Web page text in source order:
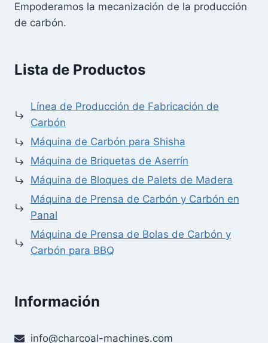
Empoderamos la mecanización de la producción
de carbón.
Lista de Productos
Línea de Producción de Fabricación de
Carbón
Máquina de Carbón para Shisha
Máquina de Briquetas de Aserrín
Máquina de Bloques de Palets de Madera
Máquina de Prensa de Carbón y Carbón en
Panal
Máquina de Prensa de Bolas de Carbón y
Carbón para BBQ
Información
info@charcoal-machines.com